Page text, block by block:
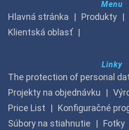
Menu
Hlavná stránka Produkty
Klientská oblasť
Linky
The protection of personal
Projekty na objednávku
Price List
Konfiguračné
Súbory na stiahnutie
Fotky